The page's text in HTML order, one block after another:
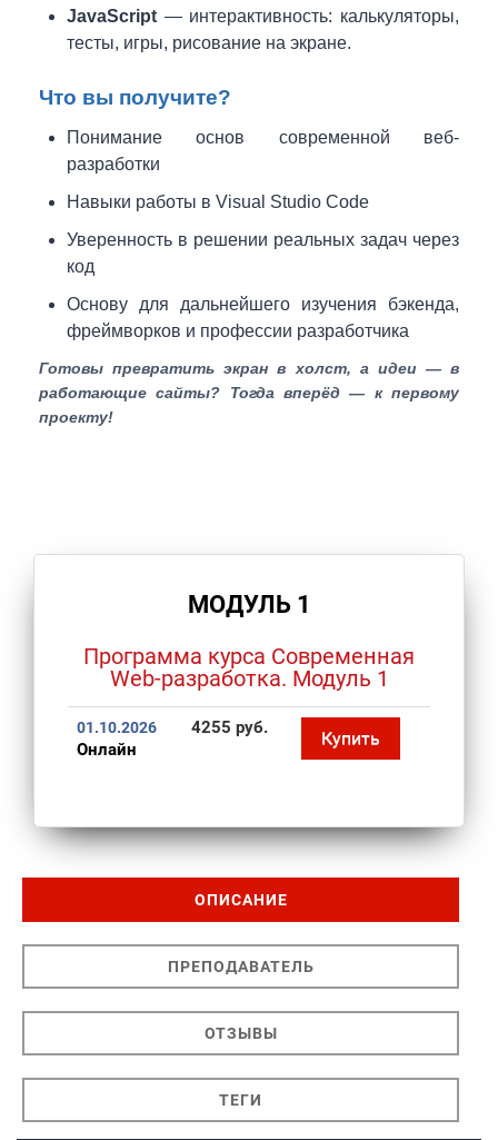
JavaScript — интерактивность: калькуляторы,
тесты, игры, рисование на экране.
Что вы получите?
Понимание основ современной веб-
разработки
Навыки работы в Visual Studio Code
Уверенность в решении реальных задач через
код
Основу для дальнейшего изучения бэкенда,
фреймворков и профессии разработчика
Готовы превратить экран в холст, а идеи — в
работающие сайты? Тогда вперёд — к первому
проекту!
МОДУЛЬ 1
Программа курса Современная
Web-разработка. Модуль 1
01.10.2026
Онлайн
4255 руб. Купить
ОПИСАНИЕ
ПРЕПОДАВАТЕЛЬ
ОТЗЫВЫ
ТЕГИ